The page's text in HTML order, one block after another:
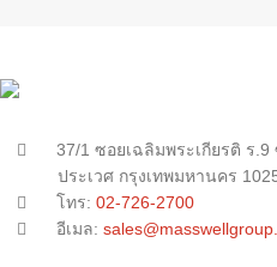
37/1 ซอยเฉลิมพระเกียรติ ร
ประเวศ กรุงเทพมหานคร
โทร: 02-726-2700
อีเมล: